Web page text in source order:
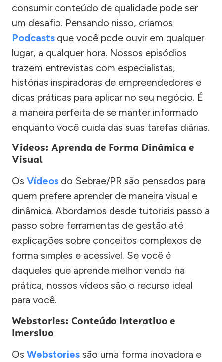
consumir conteúdo de qualidade pode ser
um desafio. Pensando nisso, criamos
Podcasts que você pode ouvir em qualquer
lugar, a qualquer hora. Nossos episódios
trazem entrevistas com especialistas,
histórias inspiradoras de empreendedores e
dicas práticas para aplicar no seu negócio. É
a maneira perfeita de se manter informado
enquanto você cuida das suas tarefas diárias.
Vídeos: Aprenda de Forma Dinâmica e
Visual
Os Vídeos do Sebrae/PR são pensados para
quem prefere aprender de maneira visual e
dinâmica. Abordamos desde tutoriais passo a
passo sobre ferramentas de gestão até
explicações sobre conceitos complexos de
forma simples e acessível. Se você é
daqueles que aprende melhor vendo na
prática, nossos vídeos são o recurso ideal
para você.
Webstories: Conteúdo Interativo e
Imersivo
Os Webstories são uma forma inovadora e